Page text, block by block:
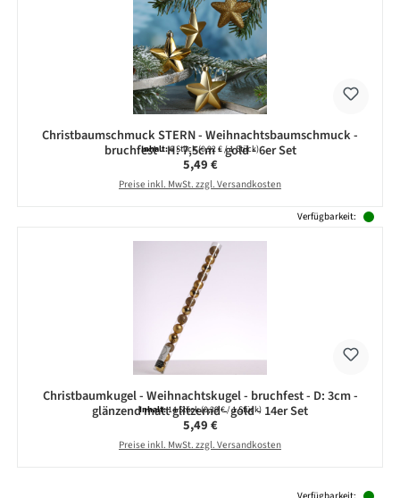
Christbaumschmuck STERN - Weihnachtsbaumschmuck -
bruchfest - H: 7,5cm - gold - 6er Set
Inhalt:6 Stück(0,92 € / 1 Stück)
Regulärer Preis:
5,49 €
Preise inkl. MwSt. zzgl. Versandkosten
Verfügbarkeit:
Christbaumkugel - Weihnachtskugel - bruchfest - D: 3cm -
glänzend matt glitzernd - gold - 14er Set
Inhalt:14 Stück(0,39 € / 1 Stück)
Regulärer Preis:
5,49 €
Preise inkl. MwSt. zzgl. Versandkosten